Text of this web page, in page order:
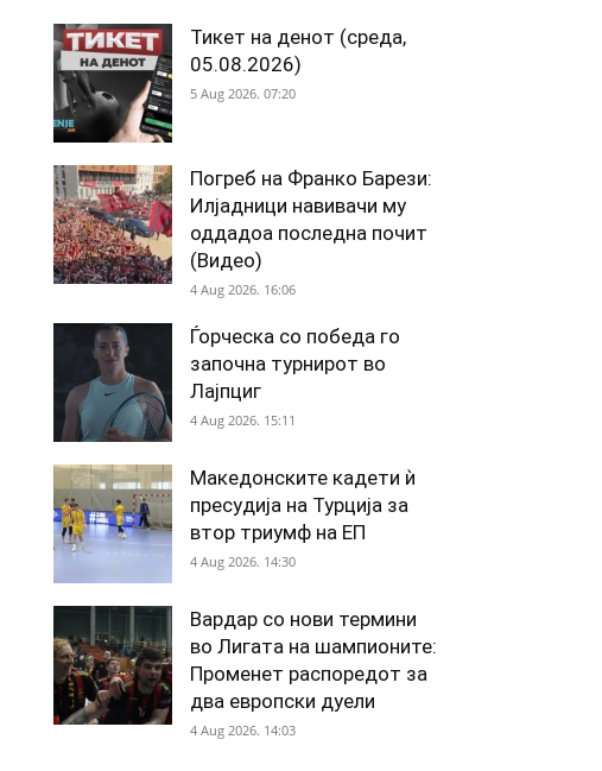
Тикет на денот (среда,
05.08.2026)
5 Aug 2026. 07:20
Погреб на Франко Барези:
Илјадници навивачи му
оддадоа последна почит
(Видео)
4 Aug 2026. 16:06
Ѓорческа со победа го
започна турнирот во
Лајпциг
4 Aug 2026. 15:11
Македонските кадети ѝ
пресудија на Турција за
втор триумф на ЕП
4 Aug 2026. 14:30
Вардар со нови термини
во Лигата на шампионите:
Променет распоредот за
два европски дуели
4 Aug 2026. 14:03